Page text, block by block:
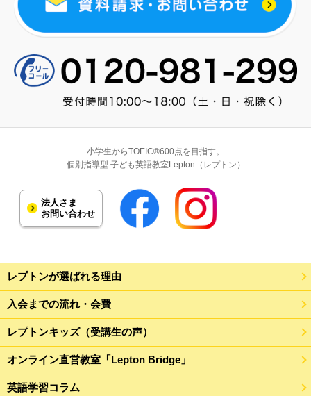
小学生からTOEIC®600点を目指す。
個別指導型 子ども英語教室Lepton（レプトン）
法人さま
お問い合わせ
レプトンが選ばれる理由
入会までの流れ・会費
レプトンキッズ（受講生の声）
オンライン直営教室「Lepton Bridge」
英語学習コラム